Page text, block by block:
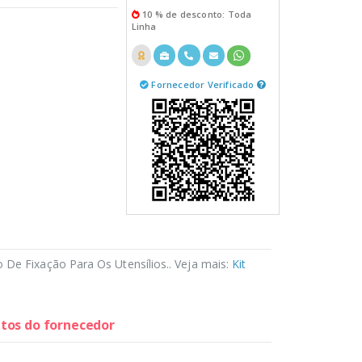
10 % de desconto: Toda
Linha
Fornecedor Verificado
Fixação Para Os Utensílios.. Veja mais: Kit
do fornecedor